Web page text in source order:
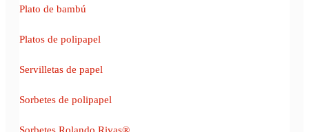
Plato de bambú
Platos de polipapel
Servilletas de papel
Sorbetes de polipapel